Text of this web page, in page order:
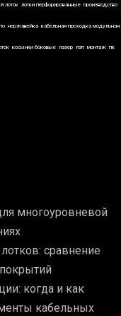
лоток лотки перфорированные производство
нержавейка кабельная проходка модульная
косынки боковые лазер лэп монтаж пк
многоуровневой
сравнение
когда и как
кабельных